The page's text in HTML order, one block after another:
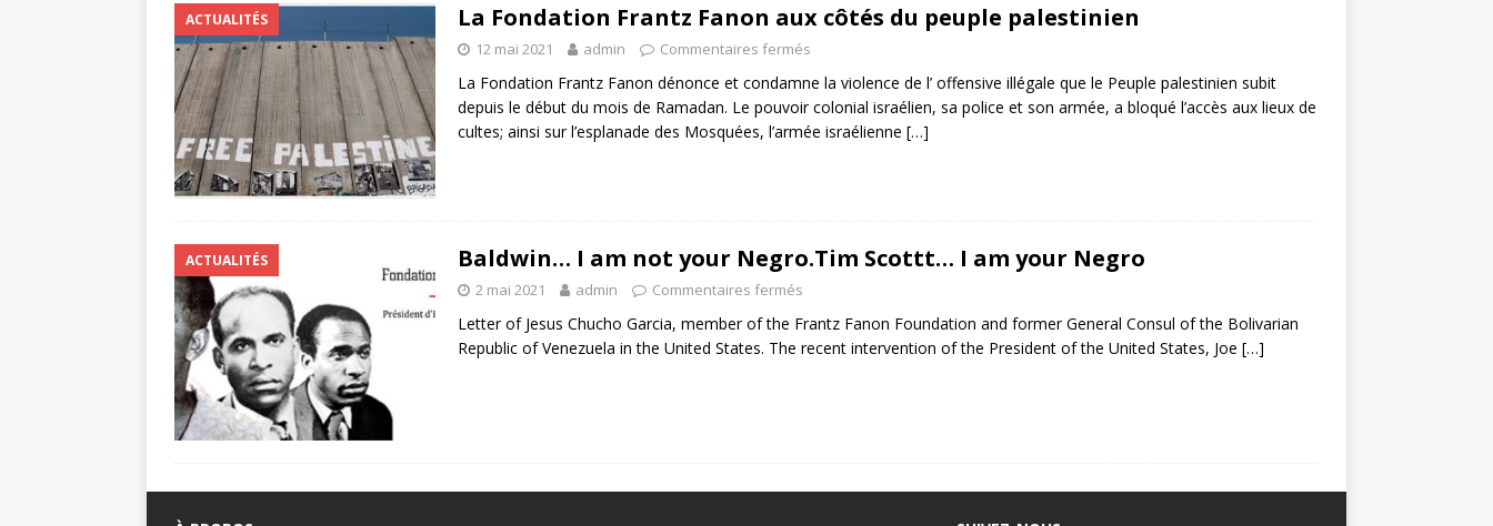
ACTUALITÉS La Fondation Frantz Fanon aux côtés du peuple palestinien
12 mai 2021 admin Commentaires fermés
La Fondation Frantz Fanon dénonce et condamne la violence de l’ offensive illégale que le Peuple palestinien subit
depuis le début du mois de Ramadan. Le pouvoir colonial israélien, sa police et son armée, a bloqué l’accès aux lieux de
cultes; ainsi sur l’esplanade des Mosquées, l’armée israélienne […]
ACTUALITÉS Baldwin… I am not your Negro.Tim Scottt… I am your Negro
2 mai 2021 admin Commentaires fermés
Letter of Jesus Chucho Garcia, member of the Frantz Fanon Foundation and former General Consul of the Bolivarian
Republic of Venezuela in the United States. The recent intervention of the President of the United States, Joe […]